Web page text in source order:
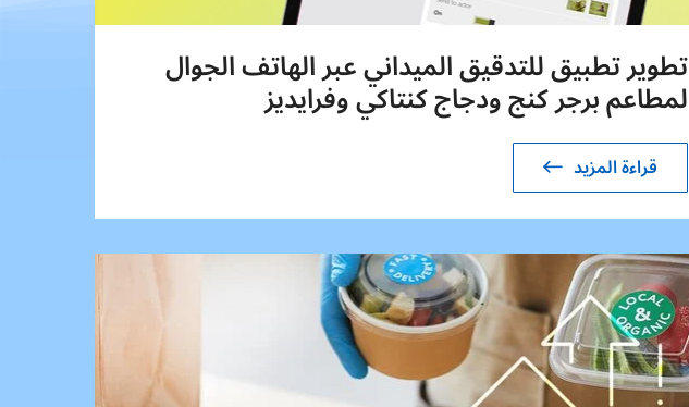
تطوير تطبيق للتدقيق الميداني عبر الهاتف الجوال
لمطاعم برجر كنج ودجاج كنتاكي وفرايديز
قراءة المزيد